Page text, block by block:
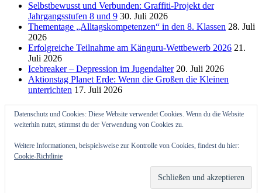
Selbstbewusst und Verbunden: Graffiti-Projekt der
Jahrgangsstufen 8 und 9 30. Juli 2026
Thementage „Alltagskompetenzen“ in den 8. Klassen 28. Juli
2026
Erfolgreiche Teilnahme am Känguru-Wettbewerb 2026 21.
Juli 2026
Icebreaker – Depression im Jugendalter 20. Juli 2026
Aktionstag Planet Erde: Wenn die Großen die Kleinen
unterrichten 17. Juli 2026
Datenschutz und Cookies: Diese Website verwendet Cookies. Wenn du die Website
weiterhin nutzt, stimmst du der Verwendung von Cookies zu.
Weitere Informationen, beispielsweise zur Kontrolle von Cookies, findest du hier:
Cookie-Richtlinie